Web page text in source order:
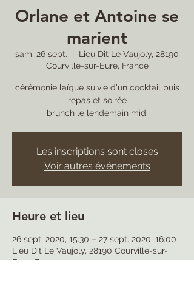
Orlane et Antoine se
marient
sam. 26 sept.
Lieu Dit Le Vaujoly, 28190
Courville-sur-Eure, France
cérémonie laïque suivie d'un cocktail puis
repas et soirée
brunch le lendemain midi
Les inscriptions sont closes
Voir autres événements
Heure et lieu
26 sept. 2020, 15:30 – 27 sept. 2020, 16:00
Lieu Dit Le Vaujoly, 28190 Courville-sur-
Eure, France